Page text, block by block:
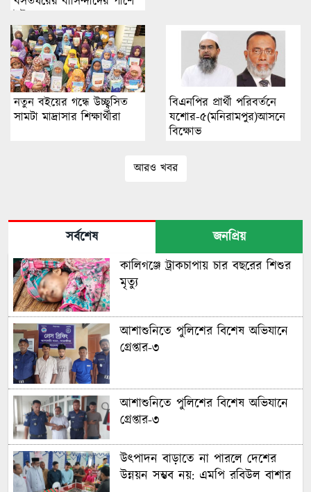
ইউএনও
নতুন বইয়ের গন্ধে উচ্ছ্বসিত
সামটা মাদ্রাসার শিক্ষার্থীরা
বিএনপির প্রার্থী পরিবর্তনে
যশোর-৫(মনিরামপুর)আসনে
বিক্ষোভ
আরও খবর
সর্বশেষ
জনপ্রিয়
কালিগঞ্জে ট্রাকচাপায় চার বছরের শিশুর
মৃত্যু
আশাশুনিতে পুলিশের বিশেষ অভিযানে
গ্রেপ্তার-৩
আশাশুনিতে পুলিশের বিশেষ অভিযানে
গ্রেপ্তার-৩
উৎপাদন বাড়াতে না পারলে দেশের
উন্নয়ন সম্ভব নয়: এমপি রবিউল বাশার